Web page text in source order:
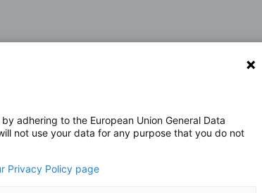
、製造業向けにコンサルティ
シャリストとして、世界中の
の業務上の連携を保ち、SAP製
家なのです。
adhering to the European Union General Data
not use your data for any purpose that you do not
Privacy Policy page